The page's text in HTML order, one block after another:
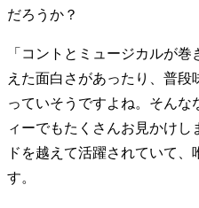
だろうか？
「コントとミュージカルが
えた面白さがあったり、普段
っていそうですよね。そん
ィーでもたくさんお見かけ
ドを越えて活躍されていて
す。